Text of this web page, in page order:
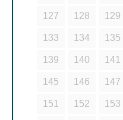
127 128 129
133 134 135
139 140 141
145 146 147
151 152 153